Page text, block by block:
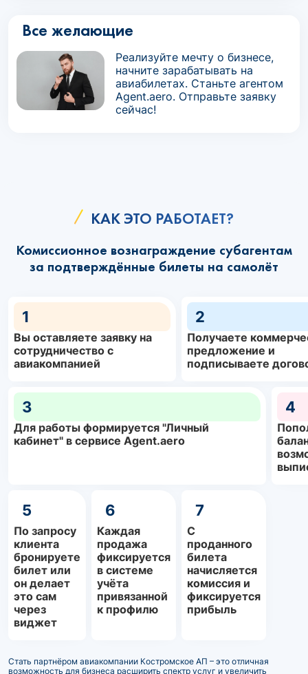
Все желающие
Реализуйте мечту о бизнесе,
начните зарабатывать на
авиабилетах. Станьте агентом
Agent.aero. Отправьте заявку
сейчас!
КАК ЭТО РАБОТАЕТ?
Комиссионное вознаграждение субагентам
за подтверждённые билеты на самолёт
1
Вы оставляете заявку на
сотрудничество с
авиакомпанией
2
Получаете
предложение и
подписываете
3
Для работы формируется "Личный
кабинет" в сервисе Agent.aero
4
5
По запросу
клиента
бронируете
билет или
он делает
это сам
через
виджет
6
Каждая
продажа
фиксируется
в системе
учёта
привязанной
к профилю
7
С
проданного
билета
начисляется
комиссия и
фиксируется
прибыль
Стать партнёром авиакомпании Костромское АП – это отличная
возможность для бизнеса расширить спектр услуг и увеличить